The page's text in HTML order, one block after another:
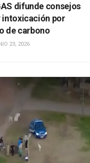
difunde consejos
intoxicación por
de carbono
23, 2026